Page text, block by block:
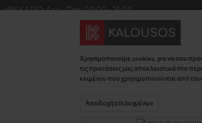
ΗΡΑΚΛΕΙΟ:Δευ - Παρ: 09:00 - 16:00
Χρησιμοποιούμε cookies, για να σου
τις προτάσεις μας αποκλειστικά στο
κειμένου που χρησιμοποιούνται από
Αποδοχή επιλεγμένων